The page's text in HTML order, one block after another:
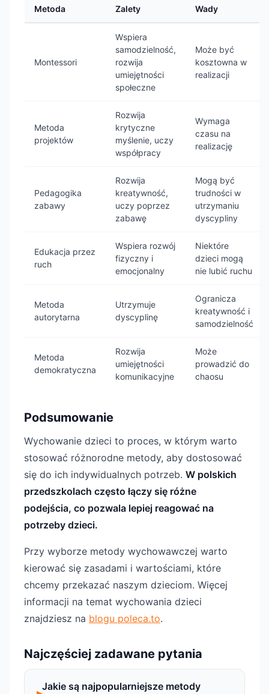
Metoda Zalety Wady
Montessori
Wspiera
samodzielność,
rozwija
umiejętności
społeczne
Może być
kosztowna w
realizacji
Metoda
projektów
Rozwija
krytyczne
myślenie, uczy
współpracy
Wymaga
czasu na
realizację
Pedagogika
zabawy
Rozwija
kreatywność,
uczy poprzez
zabawę
Mogą być
trudności w
utrzymaniu
dyscypliny
Edukacja przez
ruch
Wspiera rozwój
fizyczny i
emocjonalny
Niektóre
dzieci mogą
nie lubić ruchu
Metoda
autorytarna
Utrzymuje
dyscyplinę
Ogranicza
kreatywność i
samodzielność
Metoda
demokratyczna
Rozwija
umiejętności
komunikacyjne
Może
prowadzić do
chaosu
Podsumowanie
Wychowanie dzieci to proces, w którym warto
stosować różnorodne metody, aby dostosować
się do ich indywidualnych potrzeb. W polskich
przedszkolach często łączy się różne
podejścia, co pozwala lepiej reagować na
potrzeby dzieci.
Przy wyborze metody wychowawczej warto
kierować się zasadami i wartościami, które
chcemy przekazać naszym dzieciom. Więcej
informacji na temat wychowania dzieci
znajdziesz na blogu poleca.to.
Najczęściej zadawane pytania
Jakie są najpopularniejsze metody